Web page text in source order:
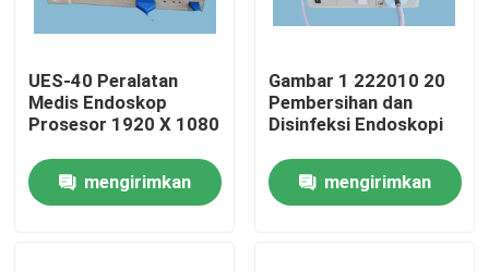
UES-40 Peralatan
Medis Endoskop
Prosesor 1920 X 1080
mengirimkan
Gambar 1 222010 20
Pembersihan dan
Disinfeksi Endoskopi
mengirimkan